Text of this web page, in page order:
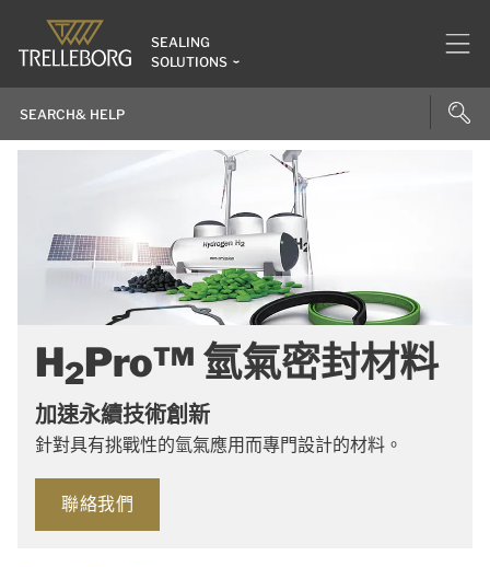
SEALING
SOLUTIONS
H2Pro™ 氫氣密封材料
加速永續技術創新
針對具有挑戰性的氫氣應用而專門設計的材料。
聯絡我們